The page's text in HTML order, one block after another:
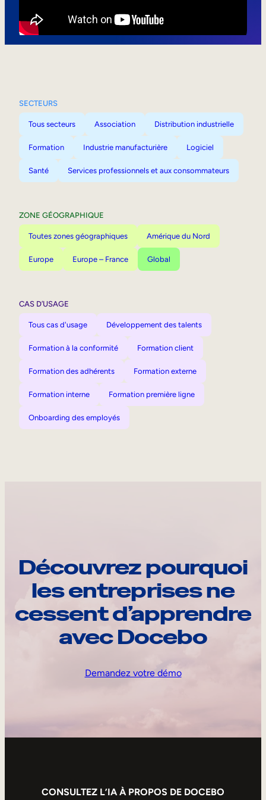
SECTEURS
Tous secteurs Association Distribution industrielle
Formation Industrie manufacturière Logiciel
Santé Services professionnels et aux consommateurs
ZONE GÉOGRAPHIQUE
Toutes zones géographiques Amérique du Nord
Europe Europe – France Global
CAS D’USAGE
Tous cas d'usage Développement des talents
Formation à la conformité Formation client
Formation des adhérents Formation externe
Formation interne Formation première ligne
Onboarding des employés
Découvrez pourquoi
les entreprises ne
cessent d’apprendre
avec Docebo
Demandez votre démo
CONSULTEZ L’IA À PROPOS DE DOCEBO